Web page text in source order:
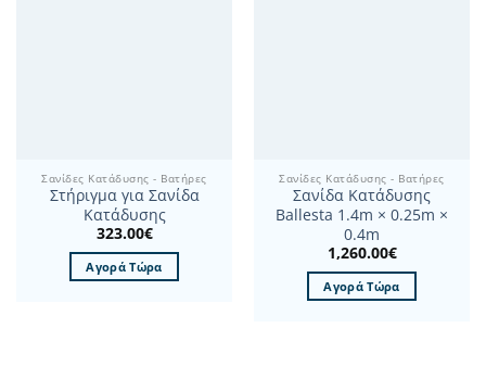
σελίδα
του
προϊόντος
Σανίδες Κατάδυσης - Βατήρες
Στήριγμα για Σανίδα
Κατάδυσης
323.00€
Αγορά Τώρα
Σανίδες Κατάδυσης - Βατήρες
Σανίδα Κατάδυσης
Ballesta 1.4m × 0.25m ×
0.4m
1,260.00€
Αγορά Τώρα